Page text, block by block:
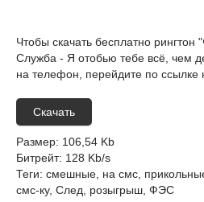
Чтобы скачать бесплатно
Служба - Я отобью тебе всё, чем
на телефон, перейдите по ссылке
Скачать
Размер: 106,54 Kb
Битрейт: 128 Kb/s
Теги: смешные, на смс,
смс-ку, След, розыгрыш, ФЭС